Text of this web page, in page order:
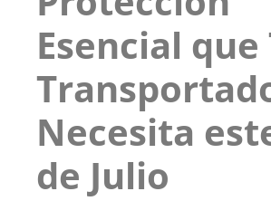
Esencial que
Necesita
de Julio